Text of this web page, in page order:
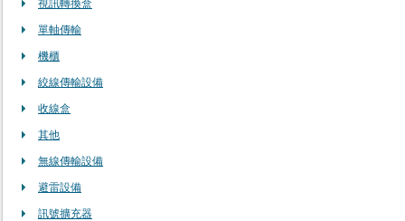
視訊轉換盒
單軸傳輸
機櫃
絞線傳輸設備
收線盒
其他
無線傳輸設備
避雷設備
訊號擴充器